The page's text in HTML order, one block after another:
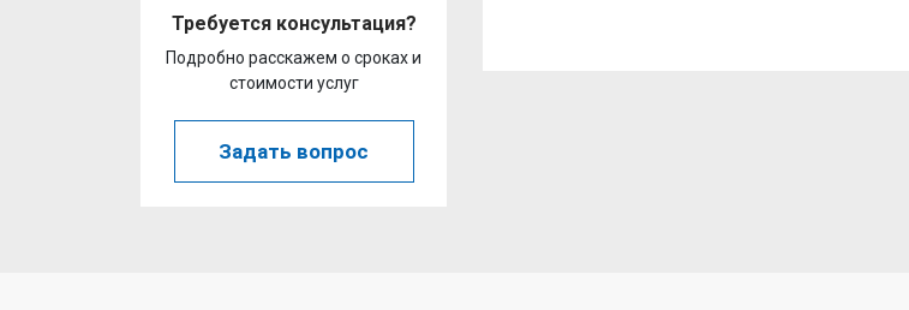
Требуется консультация?
Подробно расскажем о сроках и
стоимости услуг
Задать вопрос